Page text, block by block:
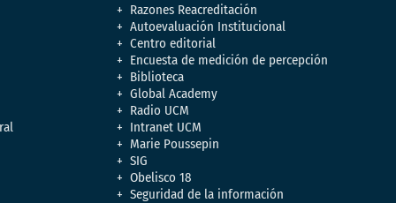
Razones Reacreditación
Autoevaluación Institucional
Centro editorial
Encuesta de medición de percepción
Biblioteca
Global Academy
Radio UCM
Intranet UCM
Marie Poussepin
SIG
Obelisco 18
Seguridad de la información